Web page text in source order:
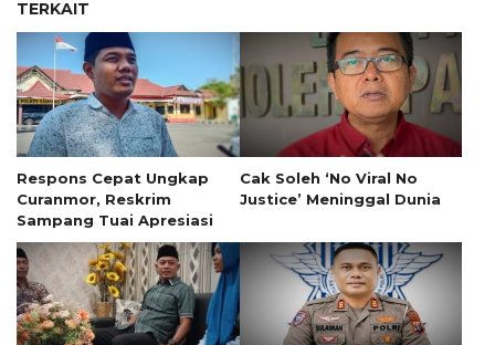
TERKAIT
Respons Cepat Ungkap
Curanmor, Reskrim
Sampang Tuai Apresiasi
Cak Soleh ‘No Viral No
Justice’ Meninggal Dunia